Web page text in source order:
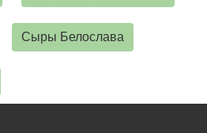
Сыры Белослава